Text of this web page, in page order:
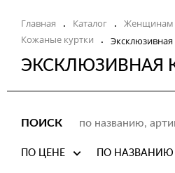
Главная . Каталог . Женщинам
Кожаные куртки .
ЭКСКЛЮЗИВНАЯ
ПОИСК
ПО ЦЕНЕ ПО НАЗВАНИЮ